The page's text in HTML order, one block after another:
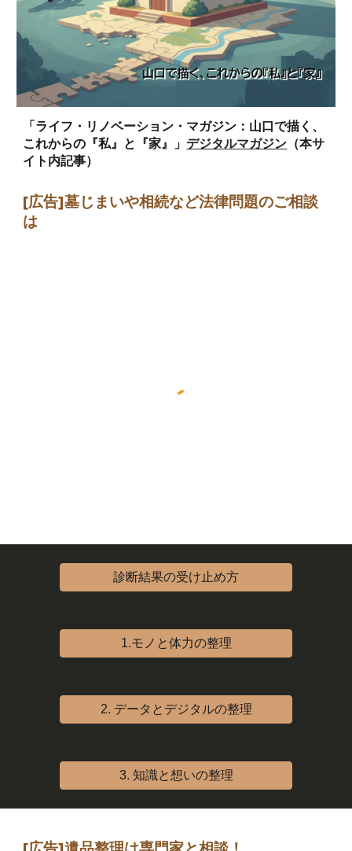
「ライフ・リノベーション・マガジン：山口で描く、
これからの『私』と『家』」 デジタルマガジン （本サ
イト内記事）
[広告]墓じまいや相続など法律問題のご相談
は
診断結果の受け止め方
1.モノと体力の整理
2. データとデジタルの整理
3. 知識と想いの整理